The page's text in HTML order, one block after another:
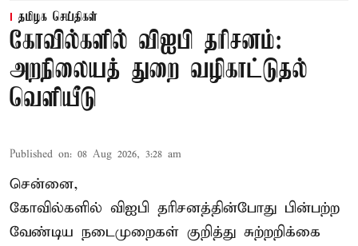
தமிழக செய்திகள்
கோவில்களில் விஐபி தரிசனம்:
அறநிலையத் துறை வழிகாட்டுதல்
வெளியீடு
Published on: 08 Aug 2026, 3:28 am
சென்னை,
கோவில்களில் விஐபி தரிசனத்தின்போது பின்பற்ற
வேண்டிய நடைமுறைகள் குறித்து சுற்றறிக்கை